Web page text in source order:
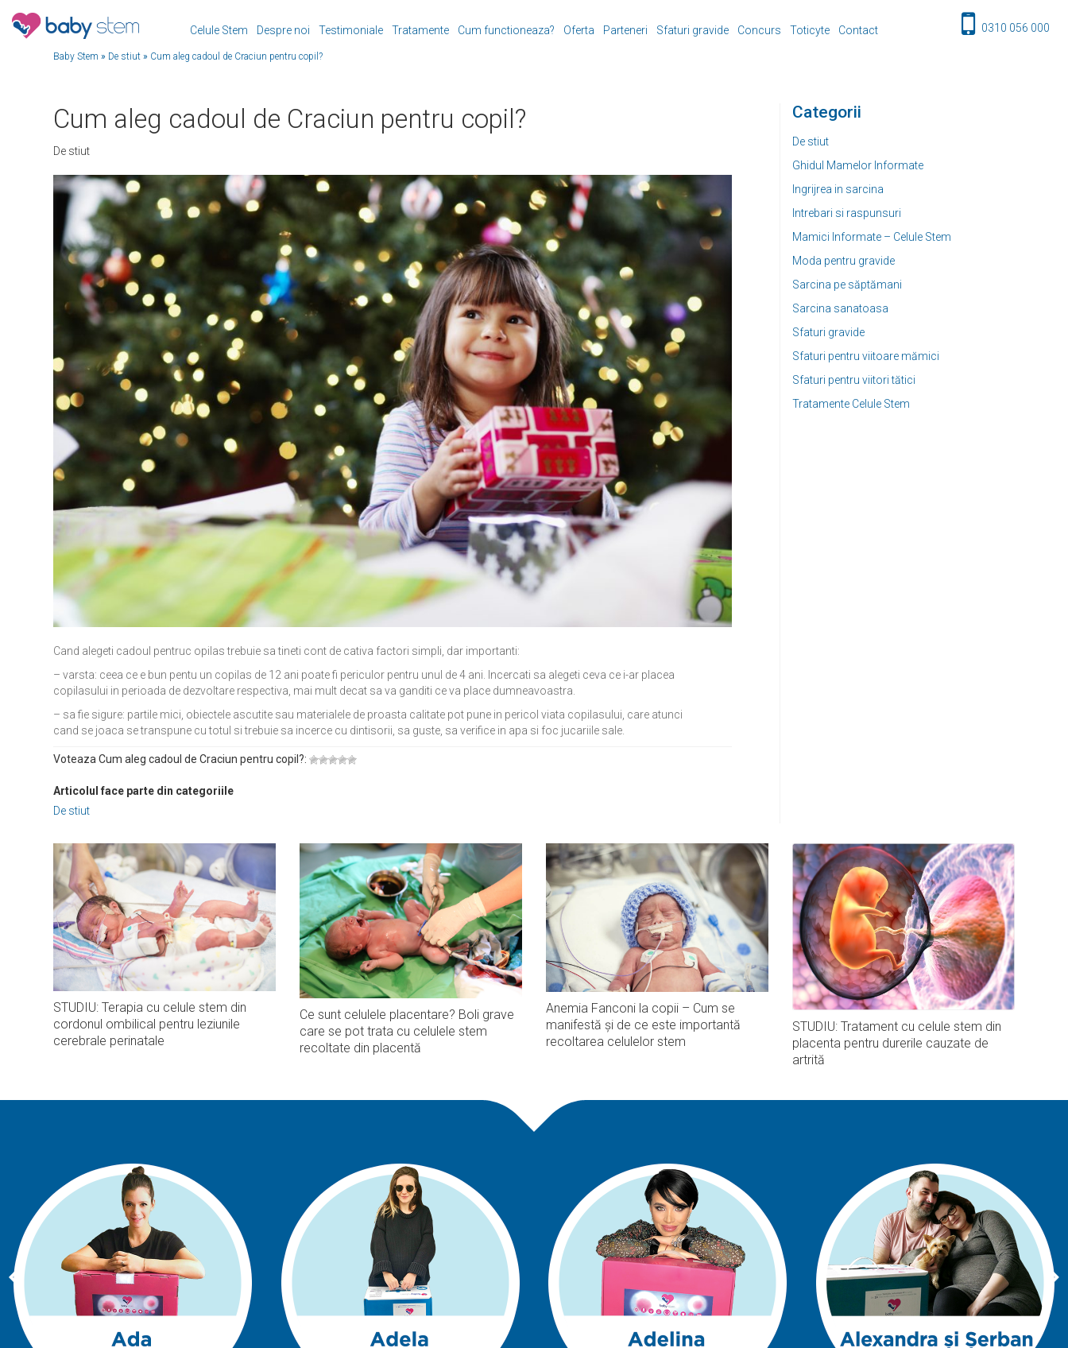
Celule Stem Despre noi Testimoniale Tratamente Cum functioneaza? Oferta Parteneri Sfaturi gravide Concurs Toticyte Contact 0310 056 000
Baby Stem » De stiut » Cum aleg cadoul de Craciun pentru copil?
Categorii
De stiut
Ghidul Mamelor Informate
Ingrijrea in sarcina
Intrebari si raspunsuri
Mamici Informate – Celule Stem
Moda pentru gravide
Sarcina pe săptămani
Sarcina sanatoasa
Sfaturi gravide
Sfaturi pentru viitoare mămici
Sfaturi pentru viitori tătici
Tratamente Celule Stem
Cum aleg cadoul de Craciun pentru copil?
De stiut
Cand alegeti cadoul pentruc opilas trebuie sa tineti cont de cativa factori simpli, dar importanti:
– varsta: ceea ce e bun pentu un copilas de 12 ani poate fi periculor pentru unul de 4 ani. Incercati sa alegeti ceva ce i-ar placea
copilasului in perioada de dezvoltare respectiva, mai mult decat sa va ganditi ce va place dumneavoastra.
– sa fie sigure: partile mici, obiectele ascutite sau materialele de proasta calitate pot pune in pericol viata copilasului, care atunci
cand se joaca se transpune cu totul si trebuie sa incerce cu dintisorii, sa guste, sa verifice in apa si foc jucariile sale.
Voteaza Cum aleg cadoul de Craciun pentru copil?:
Articolul face parte din categoriile
De stiut
STUDIU: Terapia cu celule stem din
cordonul ombilical pentru leziunile
cerebrale perinatale
Ce sunt celulele placentare? Boli grave
care se pot trata cu celulele stem
recoltate din placentă
Anemia Fanconi la copii – Cum se
manifestă și de ce este importantă
recoltarea celulelor stem
STUDIU: Tratament cu celule stem din
placenta pentru durerile cauzate de
artrită